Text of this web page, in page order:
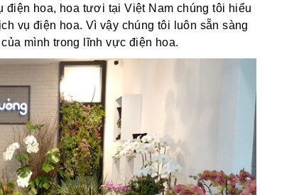
điện hoa, hoa tươi tại Việt Nam chúng tôi hiểu
vụ điện hoa. Vì vậy chúng tôi luôn sẵn sàng
mình trong lĩnh vực điện hoa.